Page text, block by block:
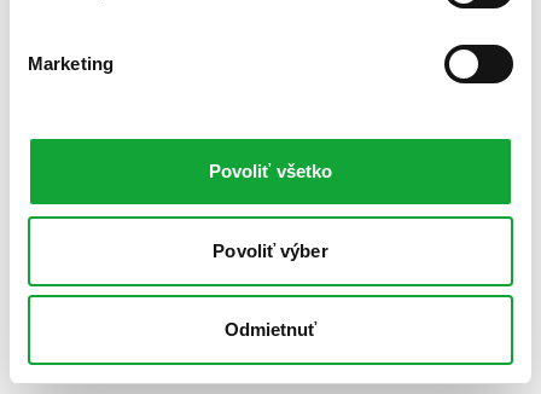
Marketing
Povoliť všetko
Povoliť výber
Odmietnuť